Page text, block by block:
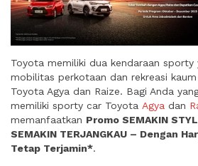
Toyota memiliki dua kendaraan
mobilitas perkotaan dan rekreasi
Toyota Agya dan Raize. Bagi Anda
memiliki sporty car Toyota Agya dan
memanfaatkan Promo SEMAKIN
SEMAKIN TERJANGKAU – Dengan
Tetap Terjamin*.